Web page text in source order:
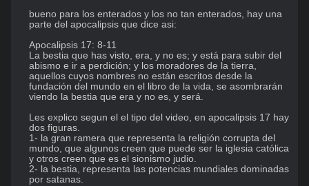
bueno para los enterados y los no tan enterados, hay una
parte del apocalipsis que dice asi:
Apocalipsis 17: 8-11
La bestia que has visto, era, y no es; y está para subir del
abismo e ir a perdición; y los moradores de la tierra,
aquellos cuyos nombres no están escritos desde la
fundación del mundo en el libro de la vida, se asombrarán
viendo la bestia que era y no es, y será.
Les explico segun el el tipo del video, en apocalipsis 17 hay
dos figuras.
1- la gran ramera que representa la religión corrupta del
mundo, que algunos creen que puede ser la iglesia católica
y otros creen que es el sionismo judio.
2- la bestia, representa las potencias mundiales dominadas
por satanas.